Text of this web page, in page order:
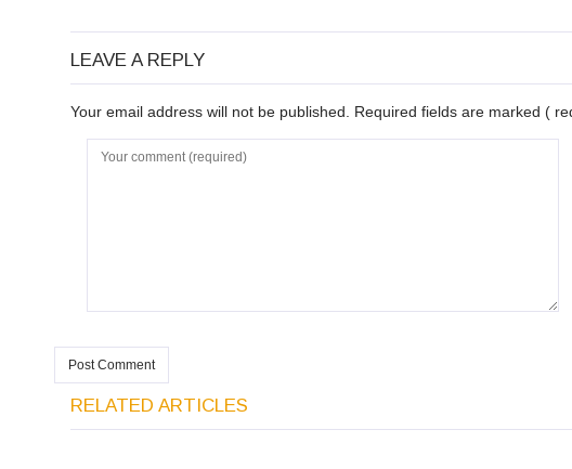
LEAVE A REPLY
Your email address will not be published. Required fields are marked (
RELATED ARTICLES